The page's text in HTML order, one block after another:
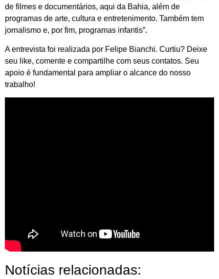
de filmes e documentários, aqui da Bahia, além de
programas de arte, cultura e entretenimento. Também tem
jornalismo e, por fim, programas infantis”.
A entrevista foi realizada por Felipe Bianchi. Curtiu? Deixe
seu like, comente e compartilhe com seus contatos. Seu
apoio é fundamental para ampliar o alcance do nosso
trabalho!
Notícias relacionadas: